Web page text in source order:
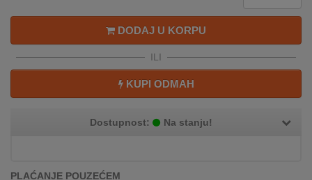
KONTAKT
KUPOVINA
DODAJ U KORPU
ILI
KUPI ODMAH
Dostupnost: Na stanju!
PLAĆANJE POUZEĆEM